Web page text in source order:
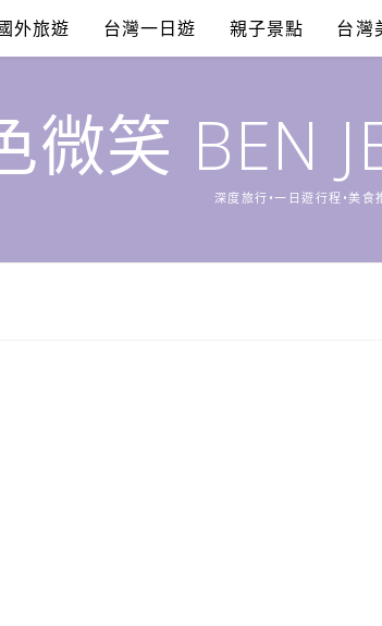
外旅遊 台灣一日遊 親子景點 台灣
微笑 BEN
深度旅行•一日遊行程•美食